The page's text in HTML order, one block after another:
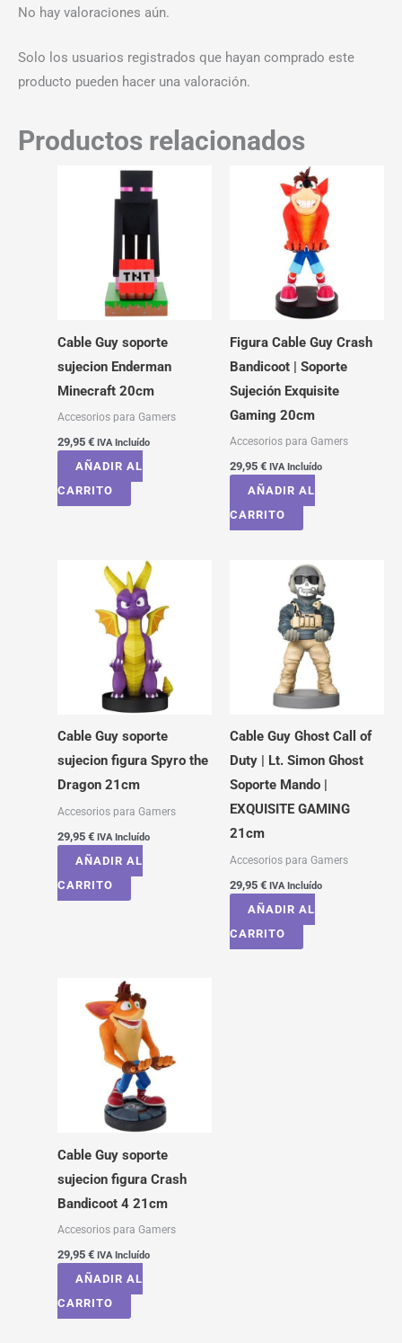
No hay valoraciones aún.
Solo los usuarios registrados que hayan comprado este
producto pueden hacer una valoración.
Productos relacionados
Cable Guy soporte
sujecion Enderman
Minecraft 20cm
Accesorios para Gamers
29,95 € IVA Incluído
AÑADIR AL
CARRITO
Figura Cable Guy Crash
Bandicoot | Soporte
Sujeción Exquisite
Gaming 20cm
Accesorios para Gamers
29,95 € IVA Incluído
AÑADIR AL
CARRITO
Cable Guy soporte
sujecion figura Spyro the
Dragon 21cm
Accesorios para Gamers
29,95 € IVA Incluído
AÑADIR AL
CARRITO
Cable Guy Ghost Call of
Duty | Lt. Simon Ghost
Soporte Mando |
EXQUISITE GAMING
21cm
Accesorios para Gamers
29,95 € IVA Incluído
AÑADIR AL
CARRITO
Cable Guy soporte
sujecion figura Crash
Bandicoot 4 21cm
Accesorios para Gamers
29,95 € IVA Incluído
AÑADIR AL
CARRITO